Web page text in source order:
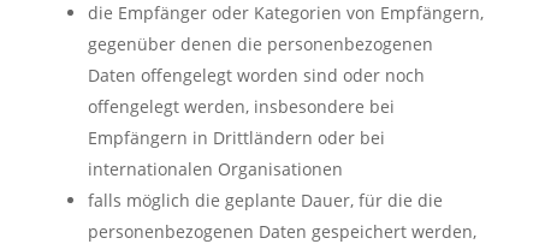
die Empfänger oder Kategorien von Empfängern,
gegenüber denen die personenbezogenen
Daten offengelegt worden sind oder noch
offengelegt werden, insbesondere bei
Empfängern in Drittländern oder bei
internationalen Organisationen
falls möglich die geplante Dauer, für die die
personenbezogenen Daten gespeichert werden,